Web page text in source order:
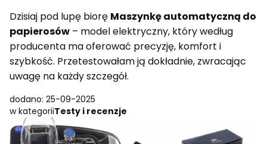
Dzisiaj pod lupę biorę Maszynkę automatyczną do
papierosów – model elektryczny, który według
producenta ma oferować precyzję, komfort i
szybkość. Przetestowałam ją dokładnie, zwracając
uwagę na każdy szczegół.
dodano: 25-09-2025
w kategoriiTesty i recenzje